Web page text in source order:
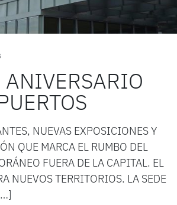
ANIVERSARIO
NUEVAS EXPOSICIONES Y
QUE MARCA EL RUMBO DEL
FUERA DE LA CAPITAL. EL
NUEVOS TERRITORIOS. LA SEDE